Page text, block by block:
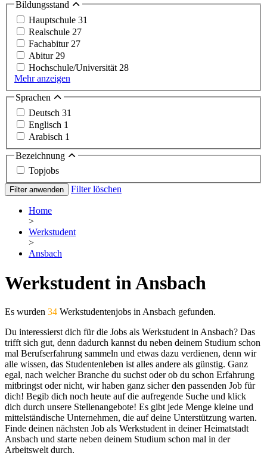
Bildungsstand
Hauptschule 31
Realschule 27
Fachabitur 27
Abitur 29
Hochschule/Universität 28
Mehr anzeigen
Sprachen
Deutsch 31
Englisch 1
Arabisch 1
Bezeichnung
Topjobs
Filter anwenden Filter löschen
Home
>
Werkstudent
>
Ansbach
Werkstudent in Ansbach
Es wurden 34 Werkstudentenjobs in Ansbach gefunden.
Du interessierst dich für die Jobs als Werkstudent in Ansbach? Das
trifft sich gut, denn dadurch kannst du neben deinem Studium schon
mal Berufserfahrung sammeln und etwas dazu verdienen, denn wir
alle wissen, das Studentenleben ist alles andere als günstig. Ganz
egal, nach welcher Branche du suchst oder ob du schon Erfahrung
mitbringst oder nicht, wir haben ganz sicher den passenden Job für
dich! Begib dich noch heute auf die aufregende Suche und klick
dich durch unsere Stellenangebote! Es gibt jede Menge kleine und
mittelständische Unternehmen, die auf deine Unterstützung warten.
Finde deinen nächsten Job als Werkstudent in deiner Heimatstadt
Ansbach und starte neben deinem Studium schon mal in der
Arbeitswelt durch.